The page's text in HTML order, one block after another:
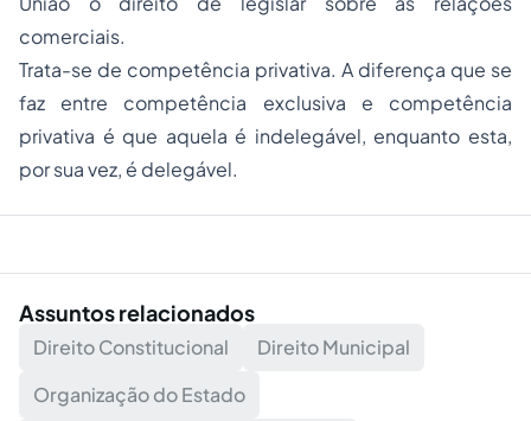
comerciais.
Trata-se de competência privativa. A diferença que se
faz entre competência exclusiva e competência
privativa é que aquela é indelegável, enquanto esta,
por sua vez, é delegável.
Assuntos relacionados
Direito Constitucional
Direito Municipal
Organização do Estado